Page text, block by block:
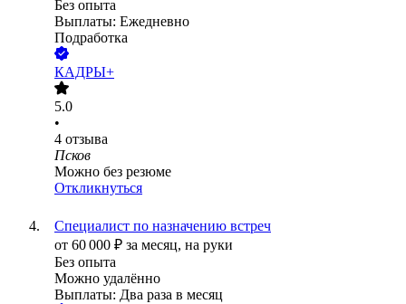
Без опыта
Выплаты: Ежедневно
Подработка
КАДРЫ+
5.0
•
4 отзыва
Псков
Можно без резюме
Откликнуться
Специалист по назначению встреч
от 60 000 ₽ за месяц, на руки
Без опыта
Можно удалённо
Выплаты: Два раза в месяц